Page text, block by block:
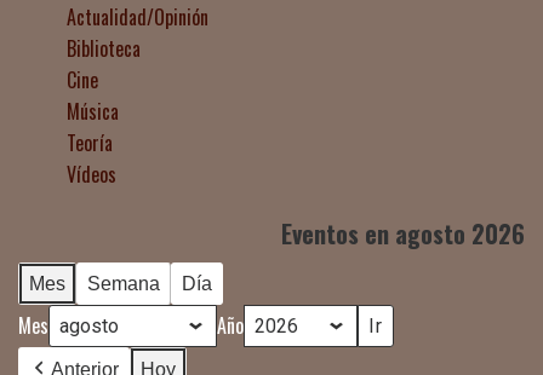
Actualidad/Opinión
Biblioteca
Cine
Música
Teoría
Vídeos
Eventos en agosto 2026
Mes Semana Día
Mes Año
Anterior Hoy